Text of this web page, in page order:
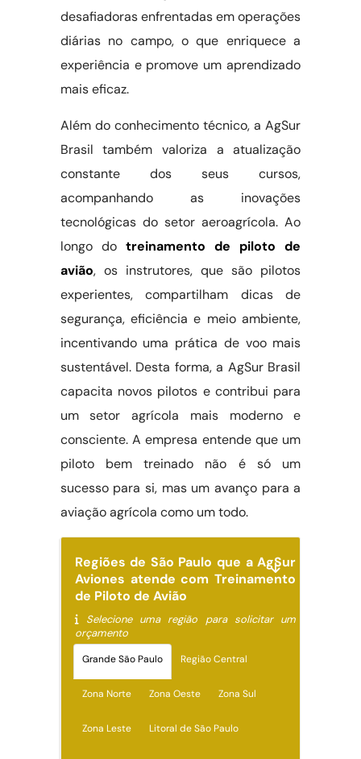
desafiadoras enfrentadas em operações
diárias no campo, o que enriquece a
experiência e promove um aprendizado
mais eficaz.
Além do conhecimento técnico, a AgSur
Brasil também valoriza a atualização
constante dos seus cursos,
acompanhando as inovações
tecnológicas do setor aeroagrícola. Ao
longo do treinamento de piloto de
avião, os instrutores, que são pilotos
experientes, compartilham dicas de
segurança, eficiência e meio ambiente,
incentivando uma prática de voo mais
sustentável. Desta forma, a AgSur Brasil
capacita novos pilotos e contribui para
um setor agrícola mais moderno e
consciente. A empresa entende que um
piloto bem treinado não é só um
sucesso para si, mas um avanço para a
aviação agrícola como um todo.
Regiões de São Paulo que a AgSur
Aviones atende com Treinamento
de Piloto de Avião
Selecione uma região para solicitar um
orçamento
Grande São Paulo Região Central
Zona Norte Zona Oeste Zona Sul
Zona Leste Litoral de São Paulo